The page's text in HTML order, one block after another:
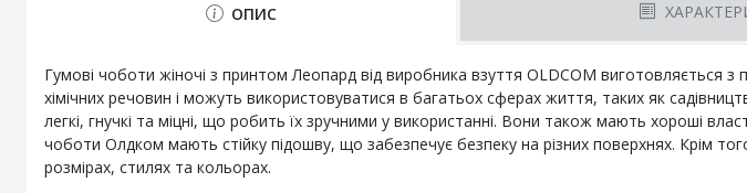
ОПИС
Гумові чоботи жіночі з принтом Леопард від виробника взуття OLDCOM виготовляється з
хімічних речовин і можуть використовуватися в багатьох сферах життя, таких як
легкі, гнучкі та міцні, що робить їх зручними у використанні. Вони також мають хороші
чоботи Олдком мають стійку підошву, що забезпечує безпеку на різних поверхнях. Крім
розмірах, стилях та кольорах.